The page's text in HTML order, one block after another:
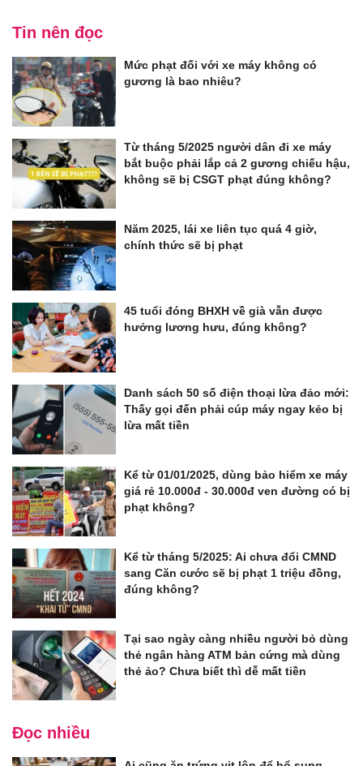
Tin nên đọc
Mức phạt đối với xe máy không có
gương là bao nhiêu?
Từ tháng 5/2025 người dân đi xe máy
bắt buộc phải lắp cả 2 gương chiếu hậu,
không sẽ bị CSGT phạt đúng không?
Năm 2025, lái xe liên tục quá 4 giờ,
chính thức sẽ bị phạt
45 tuổi đóng BHXH về già vẫn được
hưởng lương hưu, đúng không?
Danh sách 50 số điện thoại lừa đảo mới:
Thấy gọi đến phải cúp máy ngay kẻo bị
lừa mất tiền
Kể từ 01/01/2025, dùng bảo hiểm xe máy
giá rẻ 10.000đ - 30.000đ ven đường có bị
phạt không?
Kể từ tháng 5/2025: Ai chưa đổi CMND
sang Căn cước sẽ bị phạt 1 triệu đồng,
đúng không?
Tại sao ngày càng nhiều người bỏ dùng
thẻ ngân hàng ATM bản cứng mà dùng
thẻ ảo? Chưa biết thì dễ mất tiền
Đọc nhiều